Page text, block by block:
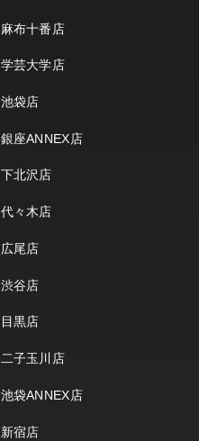
麻布十番店
学芸大学店
池袋店
銀座ANNEX店
下北沢店
代々木店
広尾店
渋谷店
目黒店
二子玉川店
池袋ANNEX店
新宿店